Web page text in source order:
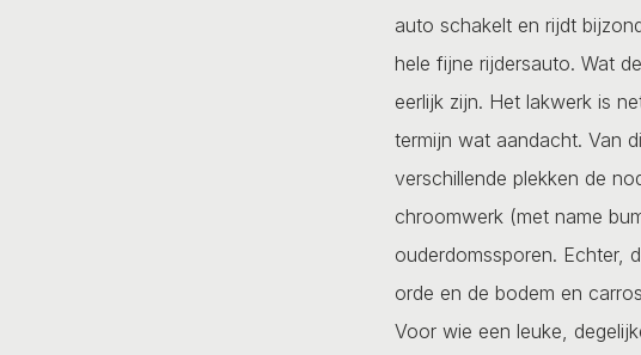
auto schakelt en rijdt
hele fijne rijdersauto. Wat
eerlijk zijn. Het lakwerk is
termijn wat aandacht. Van
verschillende plekken de
chroomwerk (met name
ouderdomssporen. Echter,
orde en de bodem en
Voor wie een leuke,